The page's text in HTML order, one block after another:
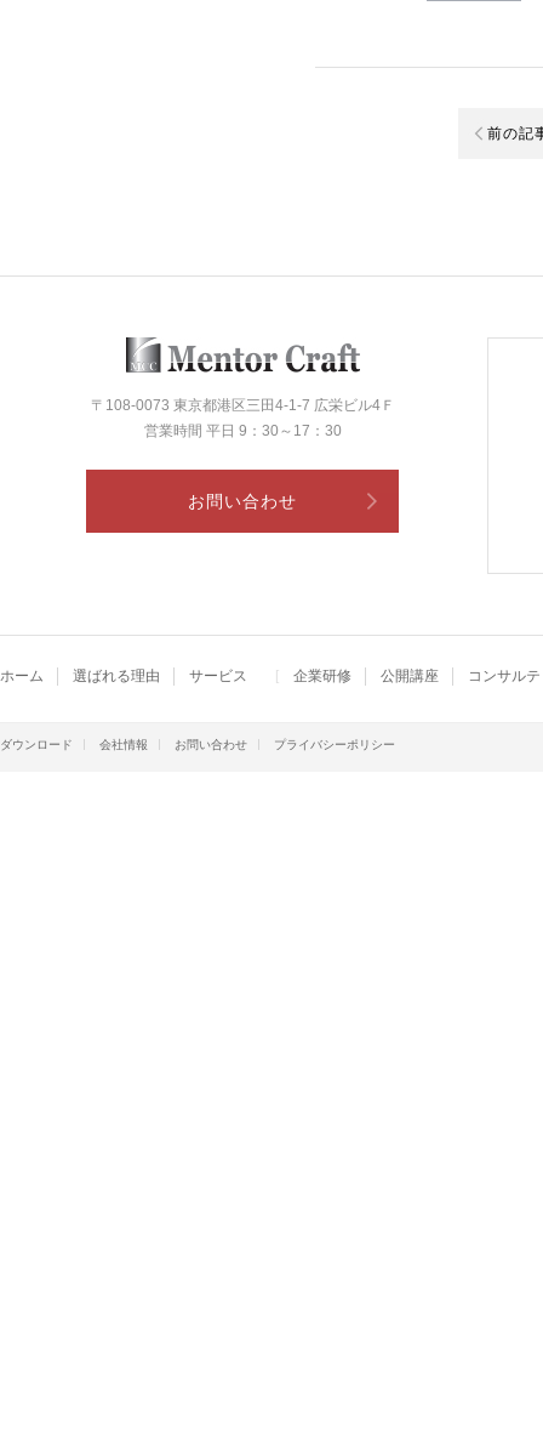
前の記
〒108-0073 東京都港区三田4-1-7 広栄ビル4Ｆ
営業時間 平日 9：30～17：30
お問い合わせ
ホーム 選ばれる理由 サービス 企業研修 公開講座 コンサル
ダウンロード 会社情報 お問い合わせ プライバシーポリシー